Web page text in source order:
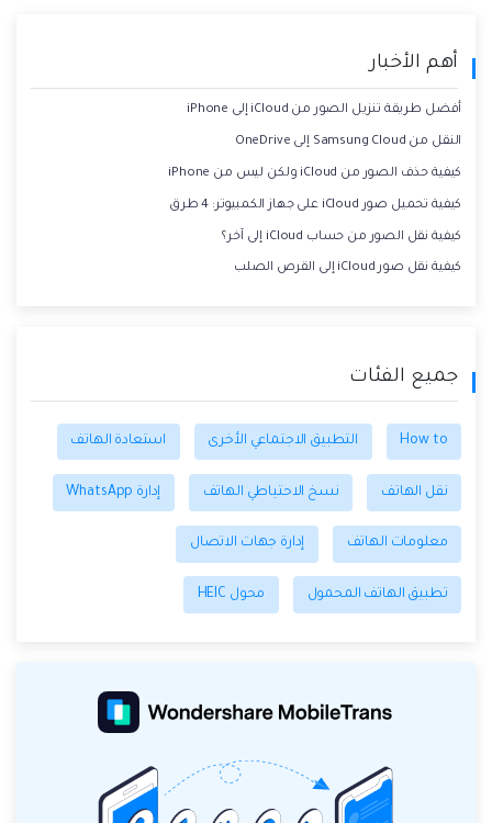
أهم الأخبار
أفضل طريقة تنزيل الصور من iCloud إلى iPhone
النقل من Samsung Cloud إلى OneDrive
كيفية حذف الصور من iCloud ولكن ليس من iPhone
كيفية تحميل صور iCloud على جهاز الكمبيوتر: 4 طرق
كيفية نقل الصور من حساب iCloud إلى آخر؟
كيفية نقل صور iCloud إلى القرص الصلب
جميع الفئات
How to التطبيق الاجتماعي الأخرى استعادة الهاتف
نقل الهاتف نسخ الاحتياطي الهاتف إدارة WhatsApp
معلومات الهاتف إدارة جهات الاتصال
تطبيق الهاتف المحمول محول HEIC